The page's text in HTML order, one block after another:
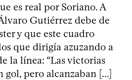
es real por Soriano. A
Gutiérrez debe de
y que este cuadro
que dirigía azuzando a
la línea: “Las victorias
pero alcanzaban [...]